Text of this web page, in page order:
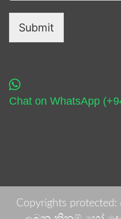
Submit
Chat on WhatsApp
Copyrights